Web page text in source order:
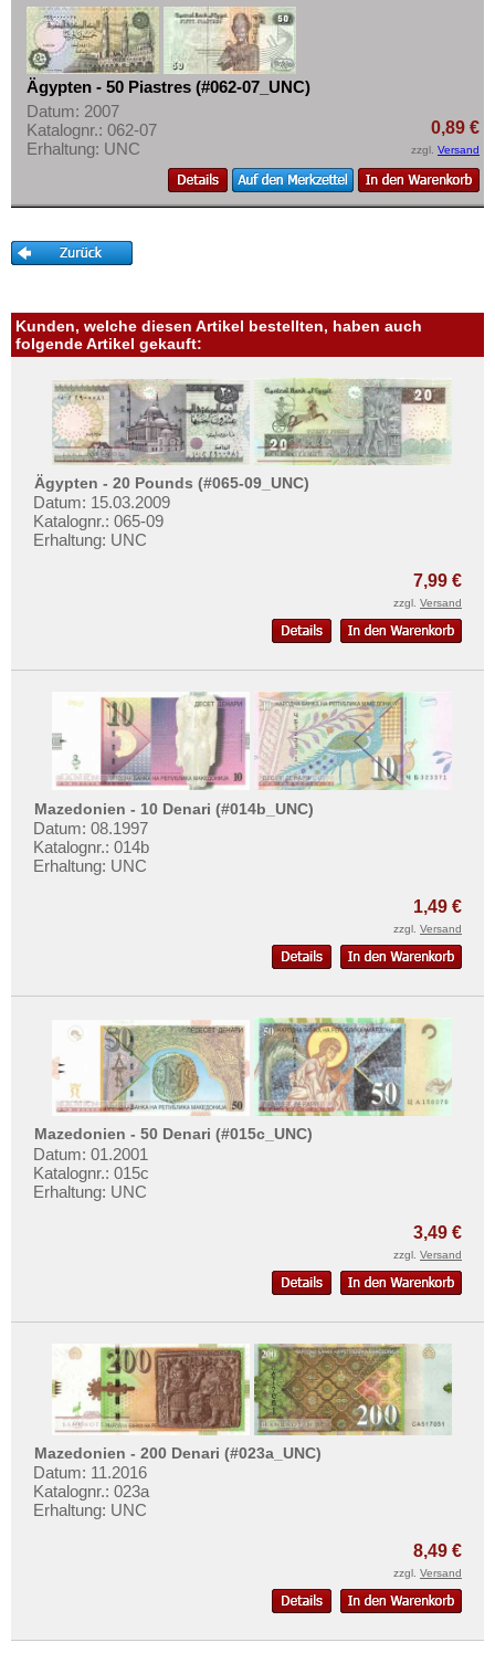
Somaliland
St. Helena
Süd Sudan
Südafrika
Sudan
Togo
Tunesien
Uganda
Westafrikanische Staaten
Zaire
Zentralafrikanische Republik
Zentralafrikanische Staaten
Zimbabwe
Ägypten - 50 Piastres (#062-07_UNC)
Datum: 2007
Katalognr.: 062-07
Erhaltung: UNC
0,89 €
zzgl. Versand
Kunden, welche diesen Artikel bestellten, haben auch
folgende Artikel gekauft:
Ägypten - 20 Pounds (#065-09_UNC)
Datum: 15.03.2009
Katalognr.: 065-09
Erhaltung: UNC
7,99 €
zzgl. Versand
Mazedonien - 10 Denari (#014b_UNC)
Datum: 08.1997
Katalognr.: 014b
Erhaltung: UNC
1,49 €
zzgl. Versand
Mazedonien - 50 Denari (#015c_UNC)
Datum: 01.2001
Katalognr.: 015c
Erhaltung: UNC
3,49 €
zzgl. Versand
Mazedonien - 200 Denari (#023a_UNC)
Datum: 11.2016
Katalognr.: 023a
Erhaltung: UNC
8,49 €
zzgl. Versand